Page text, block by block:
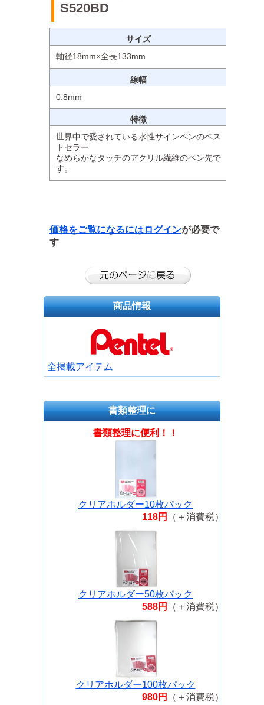
S520BD
サイズ
軸径18mm×全長133mm
線幅
0.8mm
特徴
世界中で愛されている水性サインペンのベス
トセラー
なめらかなタッチのアクリル繊維のペン先で
す。
価格をご覧になるには ログインが必要で
す
商品情報
全掲載アイテム
書類整理に
書類整理に便利！！
クリアホルダー10枚パック
118円
（＋消費税）
クリアホルダー50枚パック
588円
（＋消費税）
クリアホルダー100枚パック
980円
（＋消費税）